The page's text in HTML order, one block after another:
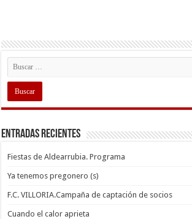
Entradas recientes
Fiestas de Aldearrubia. Programa
Ya tenemos pregonero (s)
F.C. VILLORIA.Campaña de captación de socios
Cuando el calor aprieta